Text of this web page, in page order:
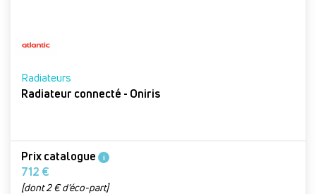
Radiateurs
Radiateur connecté - Oniris
Prix catalogue i
712 €
[dont 2 € d’éco-part]